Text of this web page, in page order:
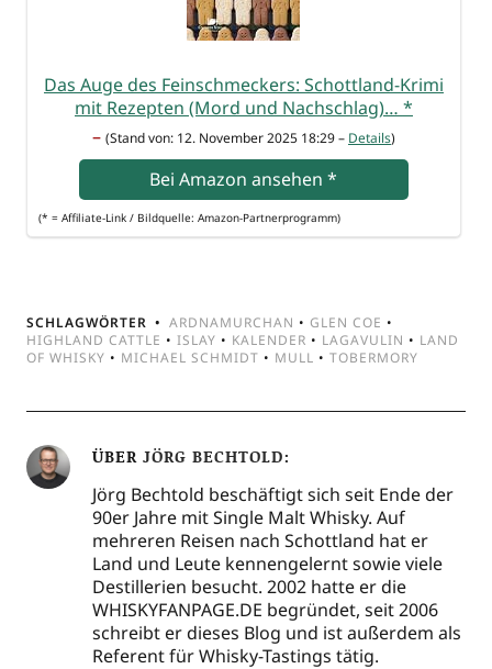
Das Auge des Fein­schme­ckers: Schott­land-Kri­mi
mit Rezep­ten (Mord und Nach­schlag)… *
– (Stand von: 12. Novem­ber 2025 18:29 – Details)
Bei Ama­zon anse­hen*
(* = Affi­lia­te-Link / Bild­quel­le: Amazon-Partnerprogramm)
SCHLAGWÖRTER ARDNAMURCHAN • GLEN COE •
HIGHLAND CATTLE • ISLAY • KALENDER • LAGAVULIN • LAND
OF WHISKY • MICHAEL SCHMIDT • MULL • TOBERMORY
ÜBER JÖRG BECHTOLD
Jörg Bechtold beschäftigt sich seit Ende der
90er Jahre mit Single Malt Whisky. Auf
mehreren Reisen nach Schottland hat er
Land und Leute kennengelernt sowie viele
Destillerien besucht. 2002 hatte er die
WHISKYFANPAGE.DE begründet, seit 2006
schreibt er dieses Blog und ist außerdem als
Referent für Whisky-Tastings tätig.